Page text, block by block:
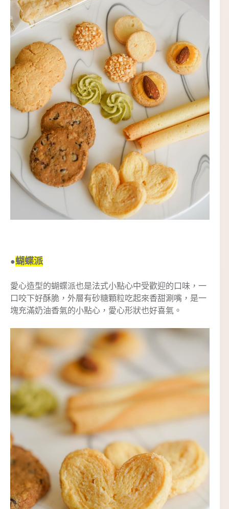
●蝴蝶派
愛心造型的蝴蝶派也是法式小點心中受歡迎的口味，一
口咬下好酥脆，外層有砂糖顆粒吃起來香甜涮嘴，是一
塊充滿奶油香氣的小點心，愛心形狀也好喜氣。